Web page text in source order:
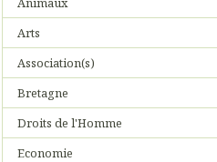
Arts
Association(s)
Bretagne
Droits de l'Homme
Economie